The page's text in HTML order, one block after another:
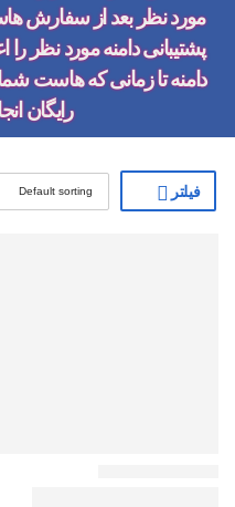
مورد نظر بعد از سفارش
پشتیبانی دامنه مورد نظر را
دامنه تا زمانی که هاست
رایگان
فیلتر